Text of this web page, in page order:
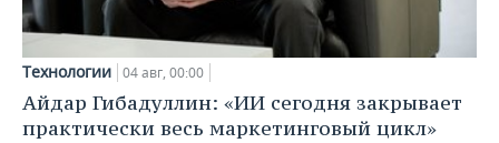
Технологии 04 авг, 00:00
Айдар Гибадуллин: «ИИ сегодня закрывает
практически весь маркетинговый цикл»